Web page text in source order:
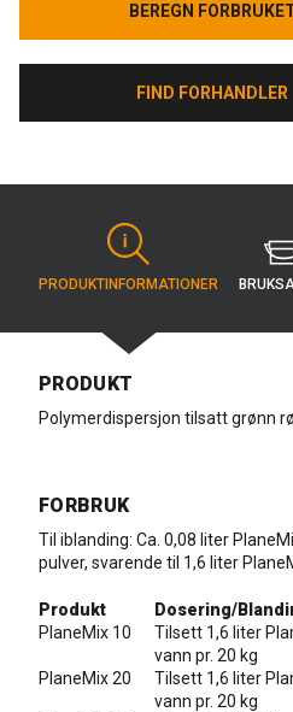
BEREGN
BEREGN
FIND FORHANDLER
FIND FORHANDLER
PRODUKT­INFORMATIONER
PRODUKT
Polymerdispersjon tilsatt grønn
FORBRUK
Til iblanding: Ca. 0,08 liter
pulver, svarende til 1,6 liter
Produkt
Dosering/
PlaneMix 10
Tilsett 1,6 liter
vann pr. 20 kg
PlaneMix 20
Tilsett 1,6 liter
vann pr. 20 kg